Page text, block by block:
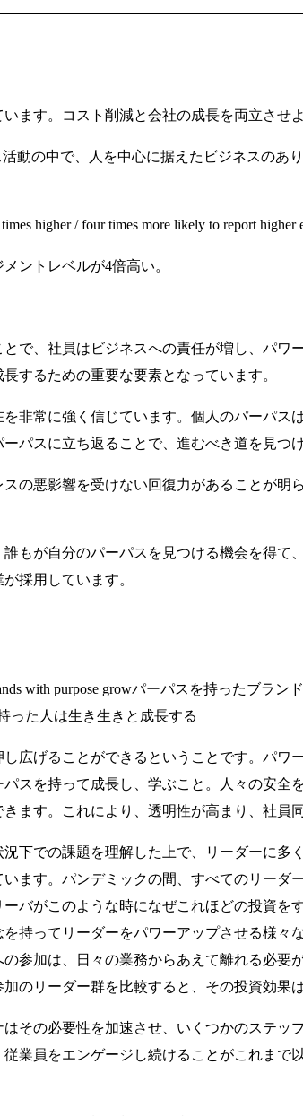
ます。コスト削減と会社の成長を両立させ
の中で、人を中心に据えたビジネスのあ
higher / four times more likely to report higher
ントレベルが4倍高い。
で、社員はビジネスへの責任が増し、パワ
するための重要な要素となっています。
非常に強く信じています。個人のパーパス
パスに立ち返ることで、進むべき道を見つ
の悪影響を受けない回復力があることが明
もが自分のパーパスを見つける機会を得て
採用しています。
with purpose growパーパスを持ったブランド
った人は生き生きと成長する
げることができるということです。パワ
スを持って成長し、学ぶこと。人々の安全
ます。これにより、透明性が高まり、社員
下での課題を理解した上で、リーダーに多
ます。パンデミックの間、すべてのリーダ
がこのような時になぜこれほどの投資を
持ってリーダーをパワーアップさせる様々
参加は、日々の業務からあえて離れる必要
のリーダー群を比較すると、その投資効果
の必要性を加速させ、いくつかのステッ
業員をエンゲージし続けることがこれまで